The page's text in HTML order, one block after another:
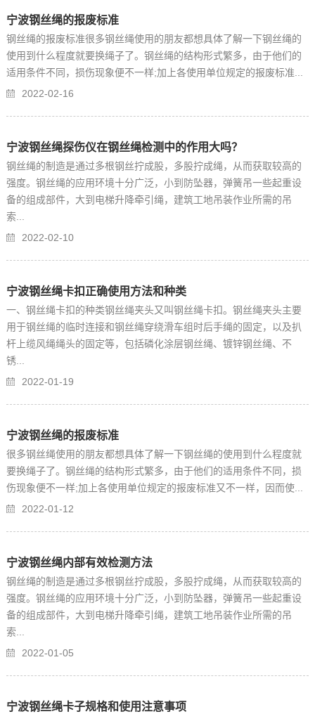
宁波钢丝绳的报废标准
钢丝绳的报废标准很多钢丝绳使用的朋友都想具体了解一下钢丝绳的
使用到什么程度就要换绳子了。钢丝绳的结构形式繁多，由于他们的
适用条件不同，损伤现象便不一样;加上各使用单位规定的报废标准...
2022-02-16
宁波钢丝绳探伤仪在钢丝绳检测中的作用大吗？
钢丝绳的制造是通过多根钢丝拧成股，多股拧成绳，从而获取较高的
强度。钢丝绳的应用环境十分广泛，小到防坠器，弹簧吊一些起重设
备的组成部件，大到电梯升降牵引绳，建筑工地吊装作业所需的吊
索...
2022-02-10
宁波钢丝绳卡扣正确使用方法和种类
一、钢丝绳卡扣的种类钢丝绳夹头又叫钢丝绳卡扣。钢丝绳夹头主要
用于钢丝绳的临时连接和钢丝绳穿绕滑车组时后手绳的固定，以及扒
杆上缆风绳绳头的固定等，包括磷化涂层钢丝绳、镀锌钢丝绳、不
锈...
2022-01-19
宁波钢丝绳的报废标准
很多钢丝绳使用的朋友都想具体了解一下钢丝绳的使用到什么程度就
要换绳子了。钢丝绳的结构形式繁多，由于他们的适用条件不同，损
伤现象便不一样;加上各使用单位规定的报废标准又不一样，因而使...
2022-01-12
宁波钢丝绳内部有效检测方法
钢丝绳的制造是通过多根钢丝拧成股，多股拧成绳，从而获取较高的
强度。钢丝绳的应用环境十分广泛，小到防坠器，弹簧吊一些起重设
备的组成部件，大到电梯升降牵引绳，建筑工地吊装作业所需的吊
索...
2022-01-05
宁波钢丝绳卡子规格和使用注意事项